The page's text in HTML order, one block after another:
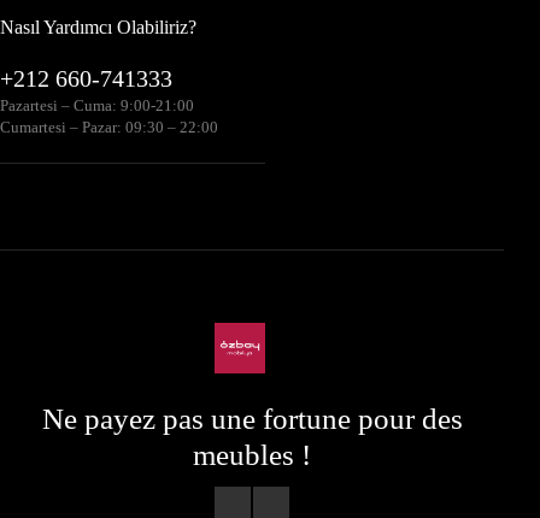
Nasıl Yardımcı Olabiliriz?
+212 660-741333
Pazartesi – Cuma: 9:00-21:00
Cumartesi – Pazar: 09:30 – 22:00
Ne payez pas une fortune pour des
meubles !